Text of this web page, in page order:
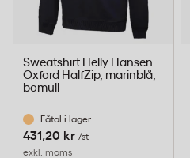
Sweatshirt Helly Hansen
Oxford HalfZip, marinblå,
bomull
Fåtal i lager
431,20 kr /st
exkl. moms